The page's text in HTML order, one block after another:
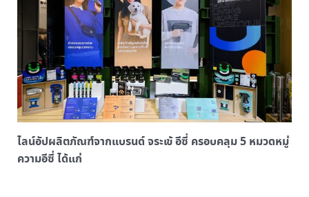
ไลน์อัปผลิตภัณฑ์จากแบรนด์ จระเข้ อีซี่ ครอบคลุม 5 หมวดหมู่
ความอีซี่ ได้แก่